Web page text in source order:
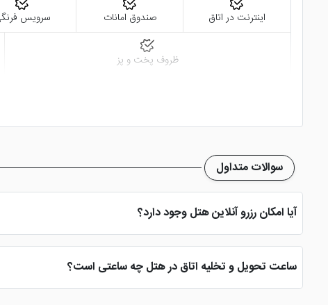
اینترنت در اتاق صندوق امانات سرویس
ظروف پخت و پز
سوالات متداول
آیا امکان رزرو آنلاین هتل وجود دارد؟
بله، با انتخاب تاریخ ورود و خروج، نوع اتاق و تعداد نفرات می توانید
ساعت تحویل و تخلیه اتاق در هتل چه ساعتی است؟
ساعت تحویل اتاق ساعت 2 بعد از ظهر و ساعت تخلیه اتاق 12 ظهر می باشد